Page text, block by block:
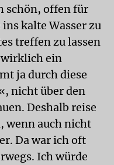
schön, offen für
kalte Wasser zu
treffen zu lassen
wirklich ein
ja durch diese
nicht über den
Deshalb reise
wenn auch nicht
Da war ich oft
Ich würde